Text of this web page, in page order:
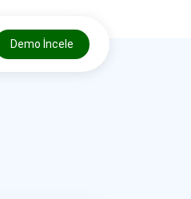
Demo İncele